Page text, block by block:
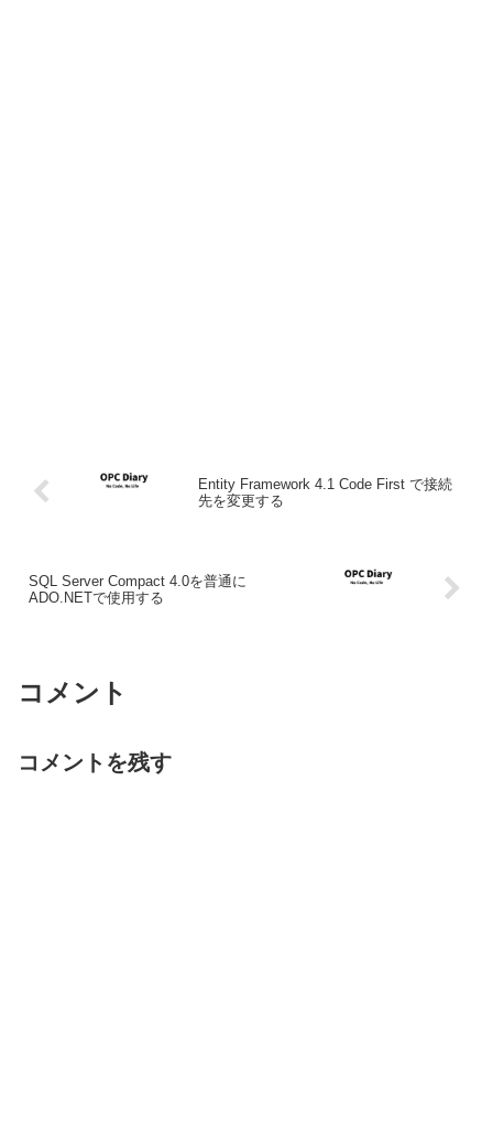
Entity Framework 4.1 Code First で接続
先を変更する
SQL Server Compact 4.0を普通に
ADO.NETで使用する
コメント
コメントを残す